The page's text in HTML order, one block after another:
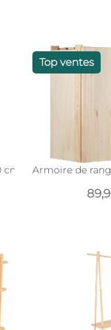
cm Natura (4
Top ventes
Armoire de